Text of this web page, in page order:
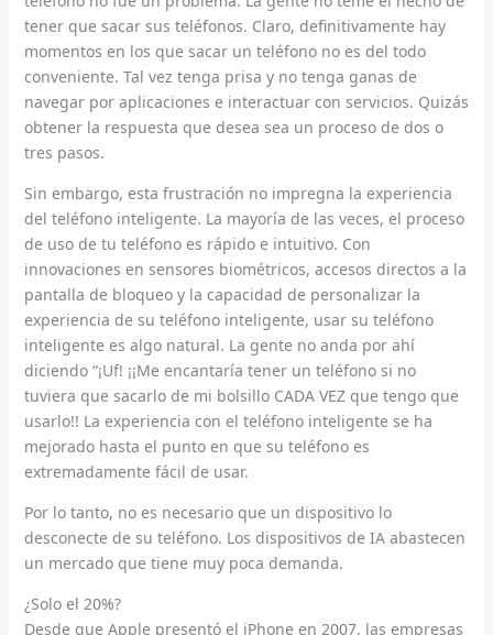
tener que sacar sus teléfonos. Claro, definitivamente hay
momentos en los que sacar un teléfono no es del todo
conveniente. Tal vez tenga prisa y no tenga ganas de
navegar por aplicaciones e interactuar con servicios. Quizás
obtener la respuesta que desea sea un proceso de dos o
tres pasos.
Sin embargo, esta frustración no impregna la experiencia
del teléfono inteligente. La mayoría de las veces, el proceso
de uso de tu teléfono es rápido e intuitivo. Con
innovaciones en sensores biométricos, accesos directos a la
pantalla de bloqueo y la capacidad de personalizar la
experiencia de su teléfono inteligente, usar su teléfono
inteligente es algo natural. La gente no anda por ahí
diciendo “¡Uf! ¡¡Me encantaría tener un teléfono si no
tuviera que sacarlo de mi bolsillo CADA VEZ que tengo que
usarlo!! La experiencia con el teléfono inteligente se ha
mejorado hasta el punto en que su teléfono es
extremadamente fácil de usar.
Por lo tanto, no es necesario que un dispositivo lo
desconecte de su teléfono. Los dispositivos de IA abastecen
un mercado que tiene muy poca demanda.
¿Solo el 20%?
Desde que Apple presentó el iPhone en 2007, las empresas